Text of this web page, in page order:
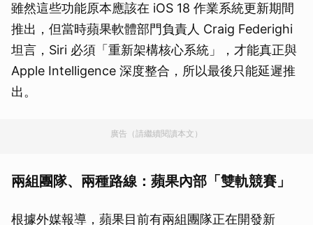
雖然這些功能原本應該在 iOS 18 作業系統更新期間
推出，但當時蘋果軟體部門負責人 Craig Federighi
坦言，Siri 必須「重新架構核心系統」，才能真正與
Apple Intelligence 深度整合，所以最後只能延遲推
出。
廣告（請繼續閱讀本文）
兩組團隊、兩種路線：蘋果內部「雙軌競賽」
根據外媒報導，蘋果目前有兩組團隊正在開發新